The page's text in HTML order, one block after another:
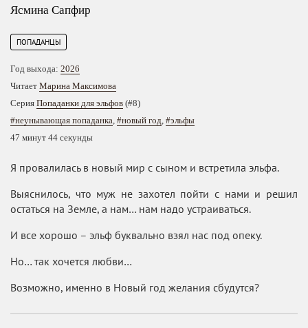
Ясмина Сапфир
ПОПАДАНЦЫ
Год выхода: 2026
Читает Марина Максимова
Серия Попаданки для эльфов (#8)
#неунывающая попаданка, #новый год, #эльфы
47 минут 44 секунды
Я провалилась в новый мир с сыном и встретила эльфа.
Выяснилось, что муж не захотел пойти с нами и решил
остаться на Земле, а нам… нам надо устраиваться.
И все хорошо – эльф буквально взял нас под опеку.
Но… так хочется любви…
Возможно, именно в Новый год желания сбудутся?